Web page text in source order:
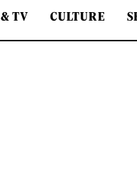
TV CULTURE